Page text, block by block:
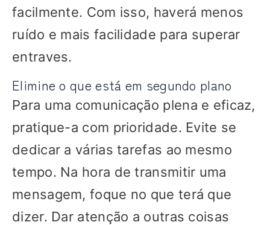
facilmente. Com isso, haverá menos
ruído e mais facilidade para superar
entraves.
Elimine o que está em segundo plano
Para uma comunicação plena e eficaz,
pratique-a com prioridade. Evite se
dedicar a várias tarefas ao mesmo
tempo. Na hora de transmitir uma
mensagem, foque no que terá que
dizer. Dar atenção a outras coisas